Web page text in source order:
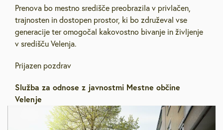
Prenova bo mestno središče preobrazila v privlačen,
trajnosten in dostopen prostor, ki bo združeval vse
generacije ter omogočal kakovostno bivanje in življenje
v središču Velenja.
Prijazen pozdrav
Služba za odnose z javnostmi Mestne občine
Velenje